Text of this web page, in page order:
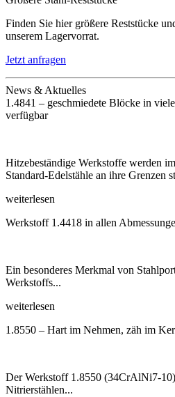
Finden Sie hier größere Reststücke
unserem Lagervorrat.
Jetzt anfragen
News & Aktuelles
1.4841 – geschmiedete Blöcke in
verfügbar
Hitzebeständige Werkstoffe werden
Standard-Edelstähle an ihre Grenzen
weiterlesen
Werkstoff 1.4418 in allen
Ein besonderes Merkmal von
Werkstoffs...
weiterlesen
1.8550 – Hart im Nehmen, zäh im
Der Werkstoff 1.8550 (34CrAlNi7-
Nitrierstählen...